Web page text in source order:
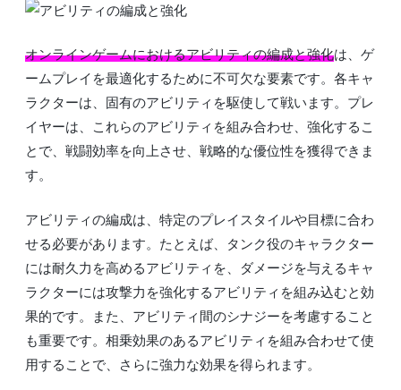
オンラインゲームにおけるアビリティの編成と強化は、ゲ
ームプレイを最適化するために不可欠な要素です。各キャ
ラクターは、固有のアビリティを駆使して戦います。プレ
イヤーは、これらのアビリティを組み合わせ、強化するこ
とで、戦闘効率を向上させ、戦略的な優位性を獲得できま
す。
アビリティの編成は、特定のプレイスタイルや目標に合わ
せる必要があります。たとえば、タンク役のキャラクター
には耐久力を高めるアビリティを、ダメージを与えるキャ
ラクターには攻撃力を強化するアビリティを組み込むと効
果的です。また、アビリティ間のシナジーを考慮すること
も重要です。相乗効果のあるアビリティを組み合わせて使
用することで、さらに強力な効果を得られます。